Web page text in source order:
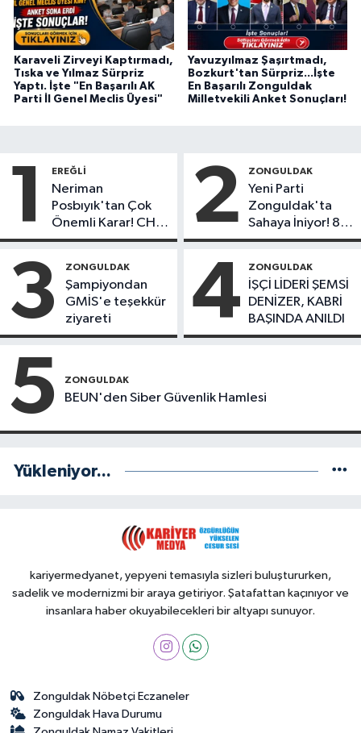
Karaveli Zirveyi Kaptırmadı,
Tıska ve Yılmaz Sürpriz
Yaptı. İşte "En Başarılı AK
Parti İl Genel Meclis Üyesi"
Yavuzyılmaz Şaşırtmadı,
Bozkurt'tan Sürpriz...İşte
En Başarılı Zonguldak
Milletvekili Anket Sonuçları!
1 EREĞLI
Neriman
Posbıyık'tan Çok
Önemli Karar! CHP
mi Yeni Parti mi?
2 ZONGULDAK
Yeni Parti
Zonguldak'ta
Sahaya İniyor! 8
İlçede Kurucu
Başladı
3 ZONGULDAK
Şampiyondan
GMİS'e teşekkür
ziyareti
4 ZONGULDAK
İŞÇİ LİDERİ ŞEMSİ
DENİZER, KABRİ
BAŞINDA ANILDI
5 ZONGULDAK
BEUN'den Siber Güvenlik Hamlesi
Yükleniyor...
kariyermedyanet, yepyeni temasıyla sizleri buluştururken,
sadelik ve modernizmi bir araya getiriyor. Şatafattan kaçınıyor ve
insanlara haber okuyabilecekleri bir altyapı sunuyor.
Zonguldak Nöbetçi Eczaneler
Zonguldak Hava Durumu